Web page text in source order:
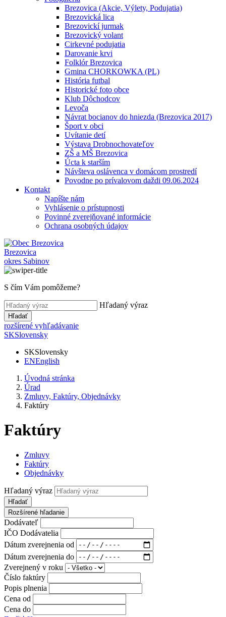
Brezovica (Akcie, Výlety, Podujatia)
Brezovická lica
Brezovickí jurmak
Brezovický volant
Cirkevné podujatia
Darovanie krvi
Folklór Brezovica
Gmina CHORKOWKA (PL)
História futbal
Historické foto obce
Klub Dôchodcov
Levoča
Návrat bocianov do hniezda (Brezovica 2017)
Šport v obci
Uvítanie detí
Výstava Drobnochovateľov
ZŠ a MŠ Brezovica
Úcta k starším
Návšteva oslávenca v domácom prostredí
Povodne po prívalovom daždi 09.06.2024
Kontakt
Napíšte nám
Vyhlásenie o prístupnosti
Povinné zverejňované informácie
Ochrana osobných údajov
Brezovica
okres Sabinov
S čím Vám pomôžeme?
Hľadaný výraz
Hľadať
rozšírené vyhľadávanie
SKSlovensky
SKSlovensky
ENEnglish
Úvodná stránka
Úrad
Zmluvy, Faktúry, Objednávky
Faktúry
Faktúry
Zmluvy
Faktúry
Objednávky
Hľadaný výraz
Hľadať
Rozšírené hľadanie
Dodávateľ
IČO Dodávatelia
Dátum zverejnenia od
Dátum zverejnenia do
Zverejnený v roku
Číslo faktúry
Popis plnenia
Cena od
Cena do